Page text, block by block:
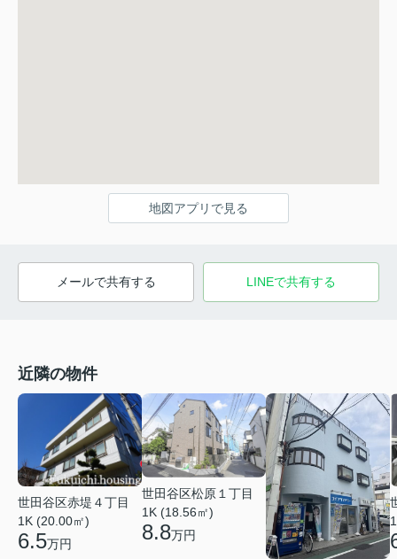
地図アプリで見る
メールで共有する LINEで共有する
近隣の物件
世田谷区赤堤４丁目
1K (20.00㎡)
6.5万円
世田谷区松原１丁目
1K (18.56㎡)
8.8万円